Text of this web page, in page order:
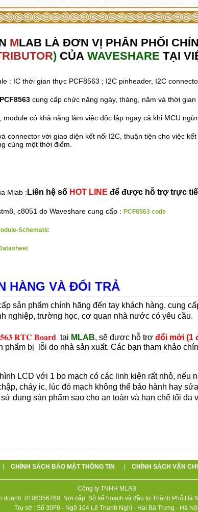
MLAB LÀ ĐƠN VỊ PHÂN PHỐI
) CỦAWAVESHARE TẠI
: IC thời gian thực PCF8563 ; I2C pinheader, I2C
PCF8563 cung cấp chức năng ngày, tháng, năm và thời gian
có khả năng làm việc độc lập ngay cả khi MCU
connector với giao diện kết nối I2C, thuận tiện cho việc
cùng một thời điểm.
Mlab : Liên hệ số HOT LINE để được hỗ trợ trực
c8051 do Waveshare cung cấp : PCF8563 code
Schematic
HÀNG VÀ ĐỔI TRẢ
sản phẩm chính hãng đến tay khách hàng, cung
nghiệp, trường học, cơ quan nhà nước có yêu cầu.
RTC Board tại MLAB, sẽ được hỗ trợ đổi mới (1
phẩm bị lỗi do nhà sản xuất. Các bạn tham khảo
LCD với 1 bo mạch có các linh kiện rất nhỏ, nếu
cháy ic, lúc đó mạch không thể bảo hành hay
dụng sản phẩm sao cho an toàn và hạn chế tối đa
CHÍNH SÁCH BẢO MẬT THÔNG TIN CHÍNH SÁCH VẬN
Công ty TNHH MLAB
doanh: 0106356768. Nơi cấp: Sở kế hoạch và đầu tư Thành Phố Hà
Trụ sở : Số 30F9 - Ngõ 104 Lê Thanh Nghị - Hai Bà Trưng - Hà Nội